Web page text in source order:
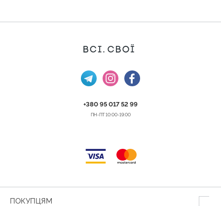
+380 95 017 52 99
ПН-ПТ 10:00-19:00
ПОКУПЦЯМ